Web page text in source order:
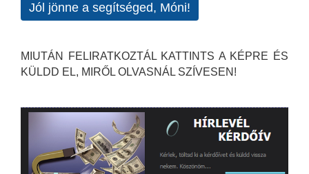
Jól jönne a segítséged, Móni!
MIUTÁN FELIRATKOZTÁL KATTINTS A KÉPRE ÉS
KÜLDD EL, MIRŐL OLVASNÁL SZÍVESEN!